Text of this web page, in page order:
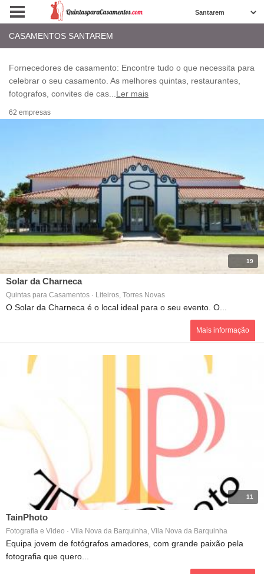
CASAMENTOS SANTAREM
Fornecedores de casamento: Encontre tudo o que necessita para
celebrar o seu casamento. As melhores quintas, restaurantes,
fotografos, convites de cas
Ler mais
62 empresas
19
Solar da Charneca
Quintas para Casamentos · Liteiros, Torres Novas
O Solar da Charneca é o local ideal para o seu evento. O...
Mais informação
11
TainPhoto
Fotografia e Video · Vila Nova da Barquinha, Vila Nova da Barquinha
Equipa jovem de fotógrafos amadores, com grande paixão pela
fotografia que quero...